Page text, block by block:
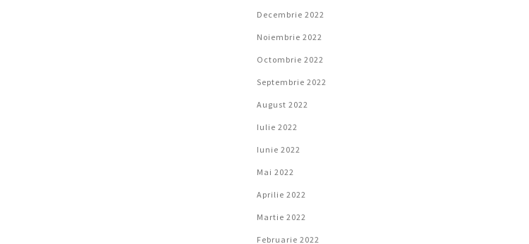
Decembrie 2022
Noiembrie 2022
Octombrie 2022
Septembrie 2022
August 2022
Iulie 2022
Iunie 2022
Mai 2022
Aprilie 2022
Martie 2022
Februarie 2022